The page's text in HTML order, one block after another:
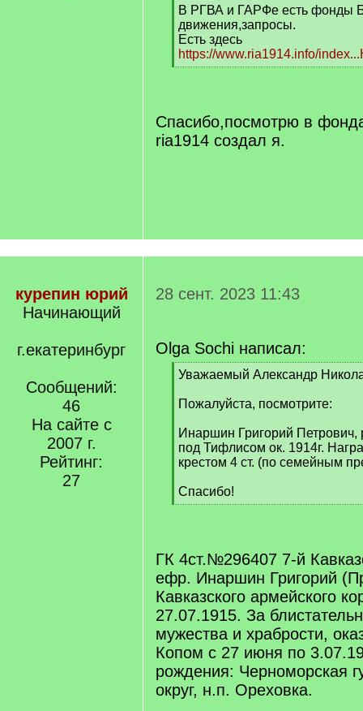
]
В РГВА и ГАРФе есть фонды
движения,запросы.
Есть здесь
https://www.ria1914.info/
[
Спасибо,посмотрю в
ria1914 создал я.
курепин юрий
Начинающий
г.екатеринбург
Сообщений:
46
На сайте с
2007 г.
Рейтинг:
27
28 сент. 2023 11:43
Olga Sochi написал:
[
]
Уважаемый Александр
Пожалуйста, посмотрите:
Инаршин Григорий Петрович,
под Тифлисом ок. 1914г.
крестом 4 ст. (по семейным
Спасибо!
[
ГК 4ст.№296407 7-й
ефр. Инаршин Григорий
Кавказского армейского
27.07.1915. За
мужества и храбрости,
Копом с 27 июня по
рождения: Черноморская
округ, н.п. Ореховка.